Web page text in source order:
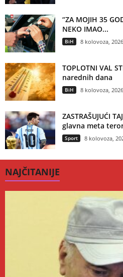
“ZA MOJIH 35
NEKO IMAO...
BiH 8 kolovoza, 2026
TOPLOTNI VAL
narednih dana
BiH 8 kolovoza, 2026
ZASTRAŠUJUĆI
glavna meta
Sport 8 kolovoza,
NAJČITANIJE